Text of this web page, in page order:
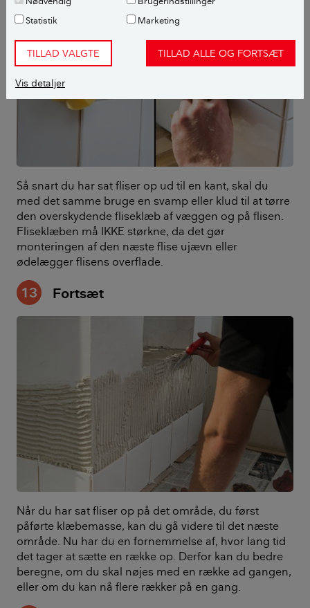
Statistik
Marketing
TILLAD VALGTE TILLAD ALLE OG FORTSÆT
Vis detaljer
Så snart du har sat fliser op ud til en kant, skal du
med det samme bruge en svamp eller klud til at tørre
den overskydende fliseklæb af væggen og på flisen.
Fliseklæben må IKKE størkne, da det gør
monteringen af den næste flise ujævn eller
ødelægger flisens overflade.
13 Fortsæt
Når du har sat fliser op på det område, du først
påførte klæbemasse, kan du gå videre til det næste
område. Nu har du en fornemmelse af, hvor lang tid
det tager at sætte en række op. Derfor kan du bedre
beregne, om du skal nøjes med en række ad gangen,
eller om du kan nå flere rækker på en gang.